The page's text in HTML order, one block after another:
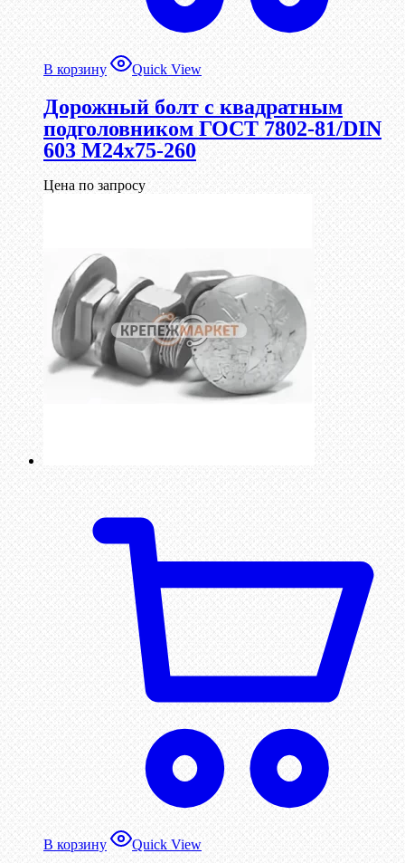
В корзину Quick View
Дорожный болт с квадратным
подголовником ГОСТ 7802-81/DIN
603 М24х75-260
Цена по запросу
В корзину Quick View